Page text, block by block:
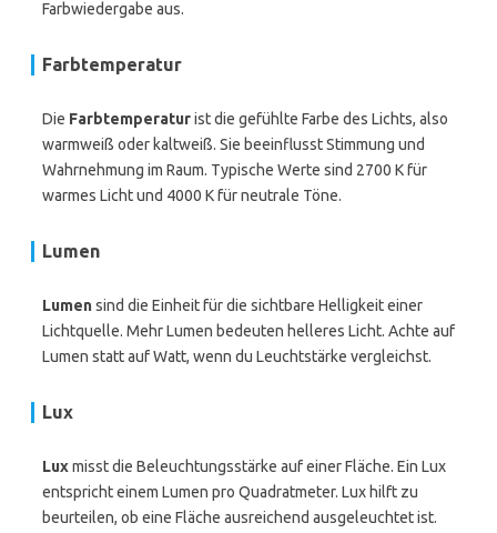
Farbwiedergabe aus.
Farbtemperatur
Die Farbtemperaturist die gefühlte Farbe des Lichts, also
warmweiß oder kaltweiß. Sie beeinflusst Stimmung und
Wahrnehmung im Raum. Typische Werte sind 2700 K für
warmes Licht und 4000 K für neutrale Töne.
Lumen
Lumensind die Einheit für die sichtbare Helligkeit einer
Lichtquelle. Mehr Lumen bedeuten helleres Licht. Achte auf
Lumen statt auf Watt, wenn du Leuchtstärke vergleichst.
Lux
Luxmisst die Beleuchtungsstärke auf einer Fläche. Ein Lux
entspricht einem Lumen pro Quadratmeter. Lux hilft zu
beurteilen, ob eine Fläche ausreichend ausgeleuchtet ist.